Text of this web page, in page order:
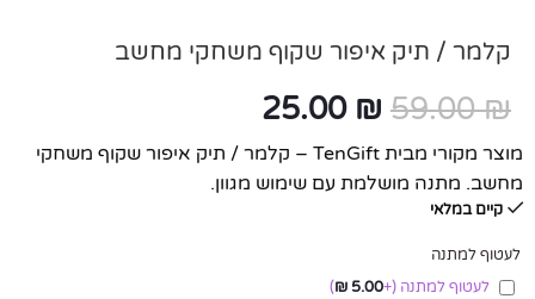
קלמר / תיק איפור שקוף משחקי מחשב
59.00₪
25.00 ₪
מוצר מקורי מבית TenGift – קלמר / תיק איפור שקוף משחקי
מחשב. מתנה מושלמת עם שימוש מגוון.
קיים במלאי
לעטוף למתנה
לעטוף למתנה (+
5.00
₪
)